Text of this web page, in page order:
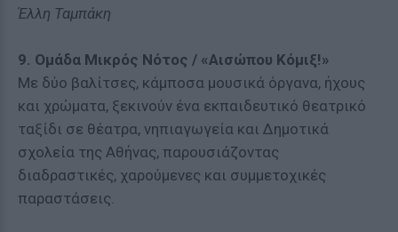
Έλλη Ταμπάκη
9. Ομάδα Μικρός Νότος / «Αισώπου Κόμιξ!»
Με δύο βαλίτσες, κάμποσα μουσικά όργανα, ήχους
και χρώματα, ξεκινούν ένα εκπαιδευτικό θεατρικό
ταξίδι σε θέατρα, νηπιαγωγεία και Δημοτικά
σχολεία της Αθήνας, παρουσιάζοντας
διαδραστικές, χαρούμενες και συμμετοχικές
παραστάσεις.